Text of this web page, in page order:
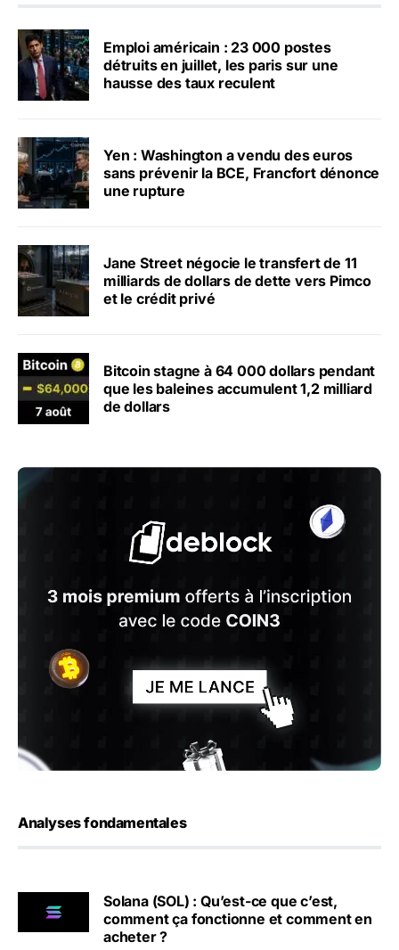
Emploi américain : 23 000 postes
détruits en juillet, les paris sur une
hausse des taux reculent
Yen : Washington a vendu des euros
sans prévenir la BCE, Francfort dénonce
une rupture
Jane Street négocie le transfert de 11
milliards de dollars de dette vers Pimco
et le crédit privé
Bitcoin stagne à 64 000 dollars pendant
que les baleines accumulent 1,2 milliard
de dollars
Analyses fondamentales
Solana (SOL) : Qu’est-ce que c’est,
comment ça fonctionne et comment en
acheter ?